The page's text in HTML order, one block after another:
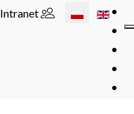
Wybierz swój
Intranet